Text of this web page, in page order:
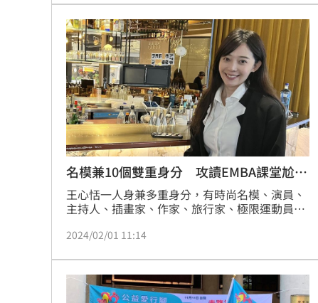
少粉絲紛紛留言恭喜她。
名模兼10個雙重身分 攻讀EMBA課堂尬老
師
王心恬一人身兼多重身分，有時尚名模、演員、
主持人、插畫家、作家、旅行家、極限運動員、
想在這些角色中轉換自如面面俱到，除了要有過
壓，只要有機會，酷愛美食的王心恬就會去找些
隱藏版美食品嘗。
2024/02/01 11:14